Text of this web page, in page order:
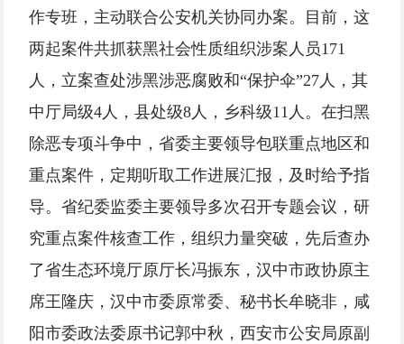
作专班，主动联合公安机关协同办案。目前，这
两起案件共抓获黑社会性质组织涉案人员171
人，立案查处涉黑涉恶腐败和“保护伞”27人，其
中厅局级4人，县处级8人，乡科级11人。在扫黑
除恶专项斗争中，省委主要领导包联重点地区和
重点案件，定期听取工作进展汇报，及时给予指
导。省纪委监委主要领导多次召开专题会议，研
究重点案件核查工作，组织力量突破，先后查办
了省生态环境厅原厅长冯振东，汉中市政协原主
席王隆庆，汉中市委原常委、秘书长牟晓非，咸
阳市委政法委原书记郭中秋，西安市公安局原副